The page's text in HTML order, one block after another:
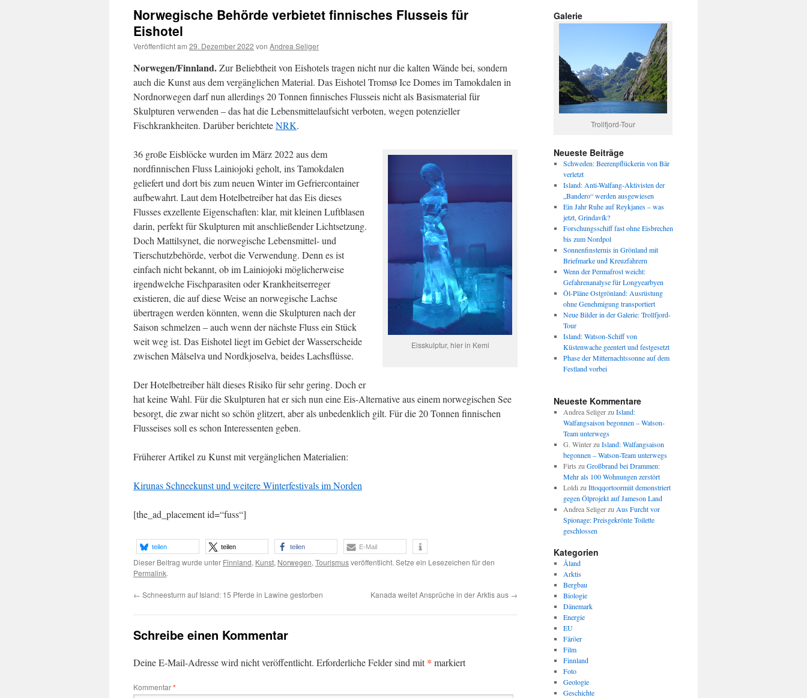
Norwegische Behörde verbietet finnisches Flusseis für
Eishotel
Veröffentlicht am 29. Dezember 2022 von Andrea Seliger
Norwegen/Finnland.Zur Beliebtheit von Eishotels tragen nicht nur die kalten Wände bei, sondern
auch die Kunst aus dem vergänglichen Material. Das Eishotel Tromsø Ice Domes im Tamokdalen in
Nordnorwegen darf nun allerdings 20 Tonnen finnisches Flusseis nicht als Basismaterial für
Skulpturen verwenden – das hat die Lebensmittelaufsicht verboten, wegen potenzieller
Fischkrankheiten. Darüber berichteteNRK.
Eisskulptur, hier in Kemi
36 große Eisblöcke wurden im März 2022 aus dem
nordfinnischen Fluss Lainiojoki geholt, ins Tamokdalen
geliefert und dort bis zum neuen Winter im Gefriercontainer
aufbewahrt. Laut dem Hotelbetreiber hat das Eis dieses
Flusses exzellente Eigenschaften: klar, mit kleinen Luftblasen
darin, perfekt für Skulpturen mit anschließender Lichtsetzung.
Doch Mattilsynet, die norwegische Lebensmittel- und
Tierschutzbehörde, verbot die Verwendung. Denn es ist
einfach nicht bekannt, ob im Lainiojoki möglicherweise
irgendwelche Fischparasiten oder Krankheitserreger
existieren, die auf diese Weise an norwegische Lachse
übertragen werden könnten, wenn die Skulpturen nach der
Saison schmelzen – auch wenn der nächste Fluss ein Stück
weit weg ist. Das Eishotel liegt im Gebiet der Wasserscheide
zwischen Målselva und Nordkjoselva, beides Lachsflüsse.
Der Hotelbetreiber hält dieses Risiko für sehr gering. Doch er
hat keine Wahl. Für die Skulpturen hat er sich nun eine Eis-Alternative aus einem norwegischen See
besorgt, die zwar nicht so schön glitzert, aber als unbedenklich gilt. Für die 20 Tonnen finnischen
Flusseises soll es schon Interessenten geben.
Früherer Artikel zu Kunst mit vergänglichen Materialien:
Kirunas Schneekunst und weitere Winterfestivals im Norden
[the_ad_placement id=“fuss“]
teilen teilen teilen E-Mail
Dieser Beitrag wurde unter Finnland, Kunst, Norwegen, Tourismusveröffentlicht. Setze ein Lesezeichen für den
Permalink.
← Schneesturm auf Island: 15 Pferde in Lawine gestorben Kanada weitet Ansprüche in der Arktis aus →
Schreibe einen Kommentar
Deine E-Mail-Adresse wird nicht veröffentlicht. Erforderliche Felder sind mit* markiert
Kommentar*
Galerie
Trollfjord-Tour
Neueste Beiträge
Schweden: Beerenpflückerin von Bär
verletzt
Island: Anti-Walfang-Aktivisten der
„Bandero“ werden ausgewiesen
Ein Jahr Ruhe auf Reykjanes – was
jetzt, Grindavík?
Forschungsschiff fast ohne Eisbrechen
bis zum Nordpol
Sonnenfinsternis in Grönland mit
Briefmarke und Kreuzfahrern
Wenn der Permafrost weicht:
Gefahrenanalyse für Longyearbyen
Öl-Pläne Ostgrönland: Ausrüstung
ohne Genehmigung transportiert
Neue Bilder in der Galerie: Trollfjord-
Tour
Island: Watson-Schiff von
Küstenwache geentert und festgesetzt
Phase der Mitternachtssonne auf dem
Festland vorbei
Neueste Kommentare
Andrea Seligerzu Island:
Walfangsaison begonnen – Watson-
Team unterwegs
G. Winterzu Island: Walfangsaison
begonnen – Watson-Team unterwegs
Firts zu Großbrand bei Drammen:
Mehr als 100 Wohnungen zerstört
Loldi zu Ittoqqortoormiit demonstriert
gegen Ölprojekt auf Jameson Land
Andrea Seligerzu Aus Furcht vor
Spionage: Preisgekrönte Toilette
geschlossen
Kategorien
Åland
Arktis
Bergbau
Biologie
Dänemark
Energie
EU
Färöer
Film
Finnland
Foto
Geologie
Geschichte